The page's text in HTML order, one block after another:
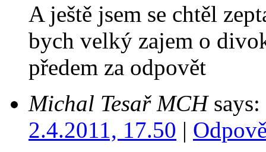
A ještě jsem se chtěl
bych velký zajem o
předem za odpovět
Michal Tesař MCH says:
2.4.2011, 17.50 |